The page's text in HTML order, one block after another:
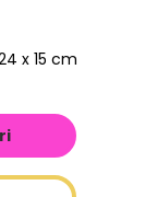
x 15 cm